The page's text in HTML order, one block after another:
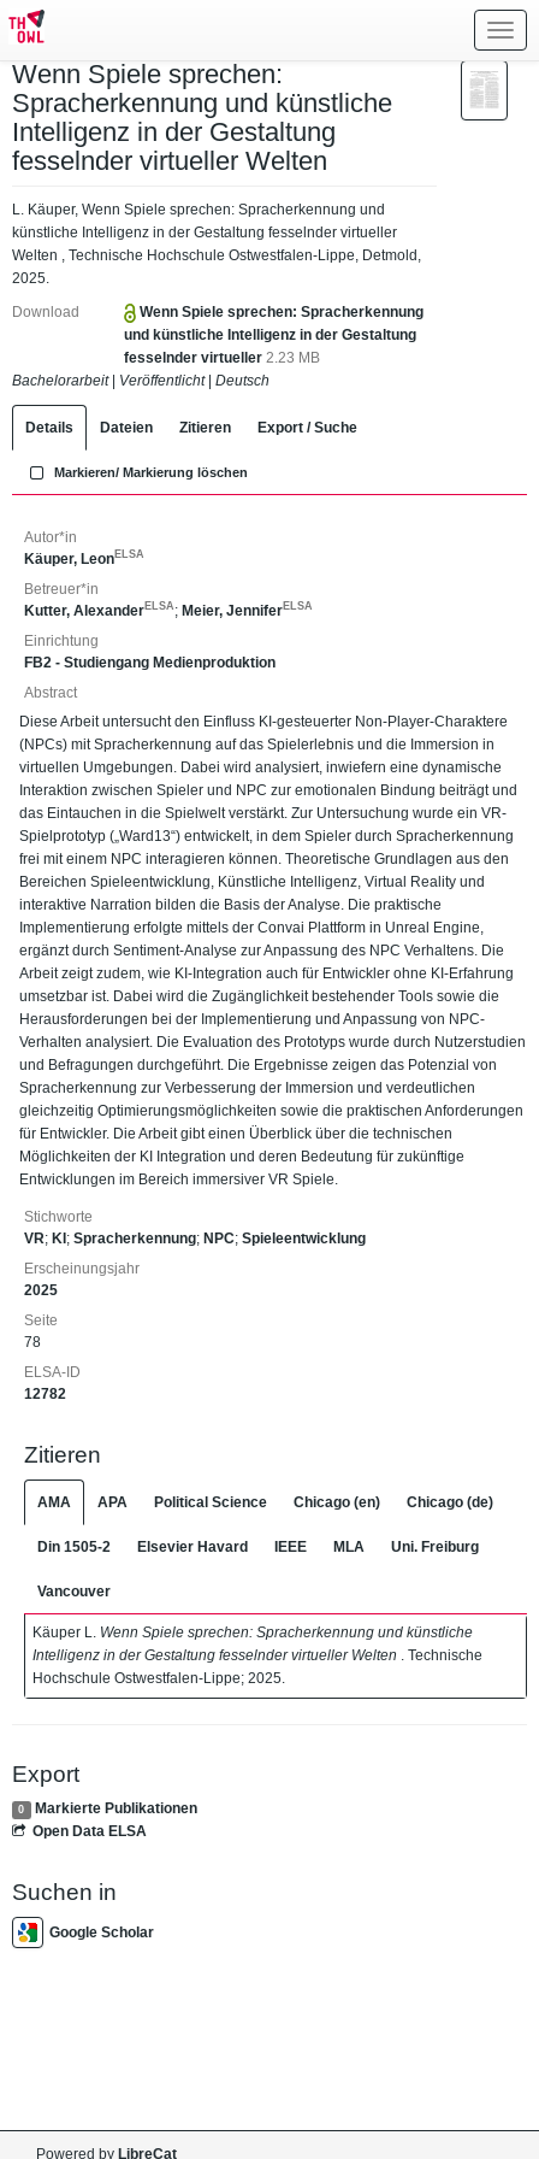
Wenn Spiele sprechen:
Spracherkennung und künstliche
Intelligenz in der Gestaltung
fesselnder virtueller Welten
L. Käuper, Wenn Spiele sprechen: Spracherkennung und
künstliche Intelligenz in der Gestaltung fesselnder virtueller
Welten , Technische Hochschule Ostwestfalen-Lippe, Detmold,
2025.
Download
Wenn Spiele sprechen: Spracherkennung
und künstliche Intelligenz in der Gestaltung
fesselnder virtueller2.23 MB
Bachelorarbeit| Veröffentlicht| Deutsch
Details Dateien Zitieren Export / Suche
Markieren/ Markierung löschen
Autor*in
Käuper, Leon ELSA
Betreuer*in
Kutter, Alexander ELSA ; Meier, Jennifer ELSA
Einrichtung
FB2 - Studiengang Medienproduktion
Abstract
Diese Arbeit untersucht den Einfluss KI-gesteuerter Non-Player-Charaktere
(NPCs) mit Spracherkennung auf das Spielerlebnis und die Immersion in
virtuellen Umgebungen. Dabei wird analysiert, inwiefern eine dynamische
Interaktion zwischen Spieler und NPC zur emotionalen Bindung beiträgt und
das Eintauchen in die Spielwelt verstärkt. Zur Untersuchung wurde ein VR-
Spielprototyp („Ward13“) entwickelt, in dem Spieler durch Spracherkennung
frei mit einem NPC interagieren können. Theoretische Grundlagen aus den
Bereichen Spieleentwicklung, Künstliche Intelligenz, Virtual Reality und
interaktive Narration bilden die Basis der Analyse. Die praktische
Implementierung erfolgte mittels der Convai Plattform in Unreal Engine,
ergänzt durch Sentiment-Analyse zur Anpassung des NPC Verhaltens. Die
Arbeit zeigt zudem, wie KI-Integration auch für Entwickler ohne KI-Erfahrung
umsetzbar ist. Dabei wird die Zugänglichkeit bestehender Tools sowie die
Herausforderungen bei der Implementierung und Anpassung von NPC-
Verhalten analysiert. Die Evaluation des Prototyps wurde durch Nutzerstudien
und Befragungen durchgeführt. Die Ergebnisse zeigen das Potenzial von
Spracherkennung zur Verbesserung der Immersion und verdeutlichen
gleichzeitig Optimierungsmöglichkeiten sowie die praktischen Anforderungen
für Entwickler. Die Arbeit gibt einen Überblick über die technischen
Möglichkeiten der KI Integration und deren Bedeutung für zukünftige
Entwicklungen im Bereich immersiver VR Spiele.
Stichworte
VR; KI ; Spracherkennung; NPC; Spieleentwicklung
Erscheinungsjahr
2025
Seite
78
ELSA-ID
12782
Zitieren
AMA APA Political Science Chicago (en) Chicago (de)
Din 1505-2 Elsevier Havard IEEE MLA Uni. Freiburg
Vancouver
Käuper L. Wenn Spiele sprechen: Spracherkennung und künstliche
Intelligenz in der Gestaltung fesselnder virtueller Welten
. Technische
Hochschule Ostwestfalen-Lippe; 2025.
Export
0
Markierte Publikationen
Open Data ELSA
Suchen in
Google Scholar
Powered by LibreCat